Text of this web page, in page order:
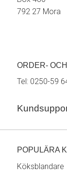
792 27 Mora
ORDER-
Tel: 0250-59
POPULÄRA
Köksblandare